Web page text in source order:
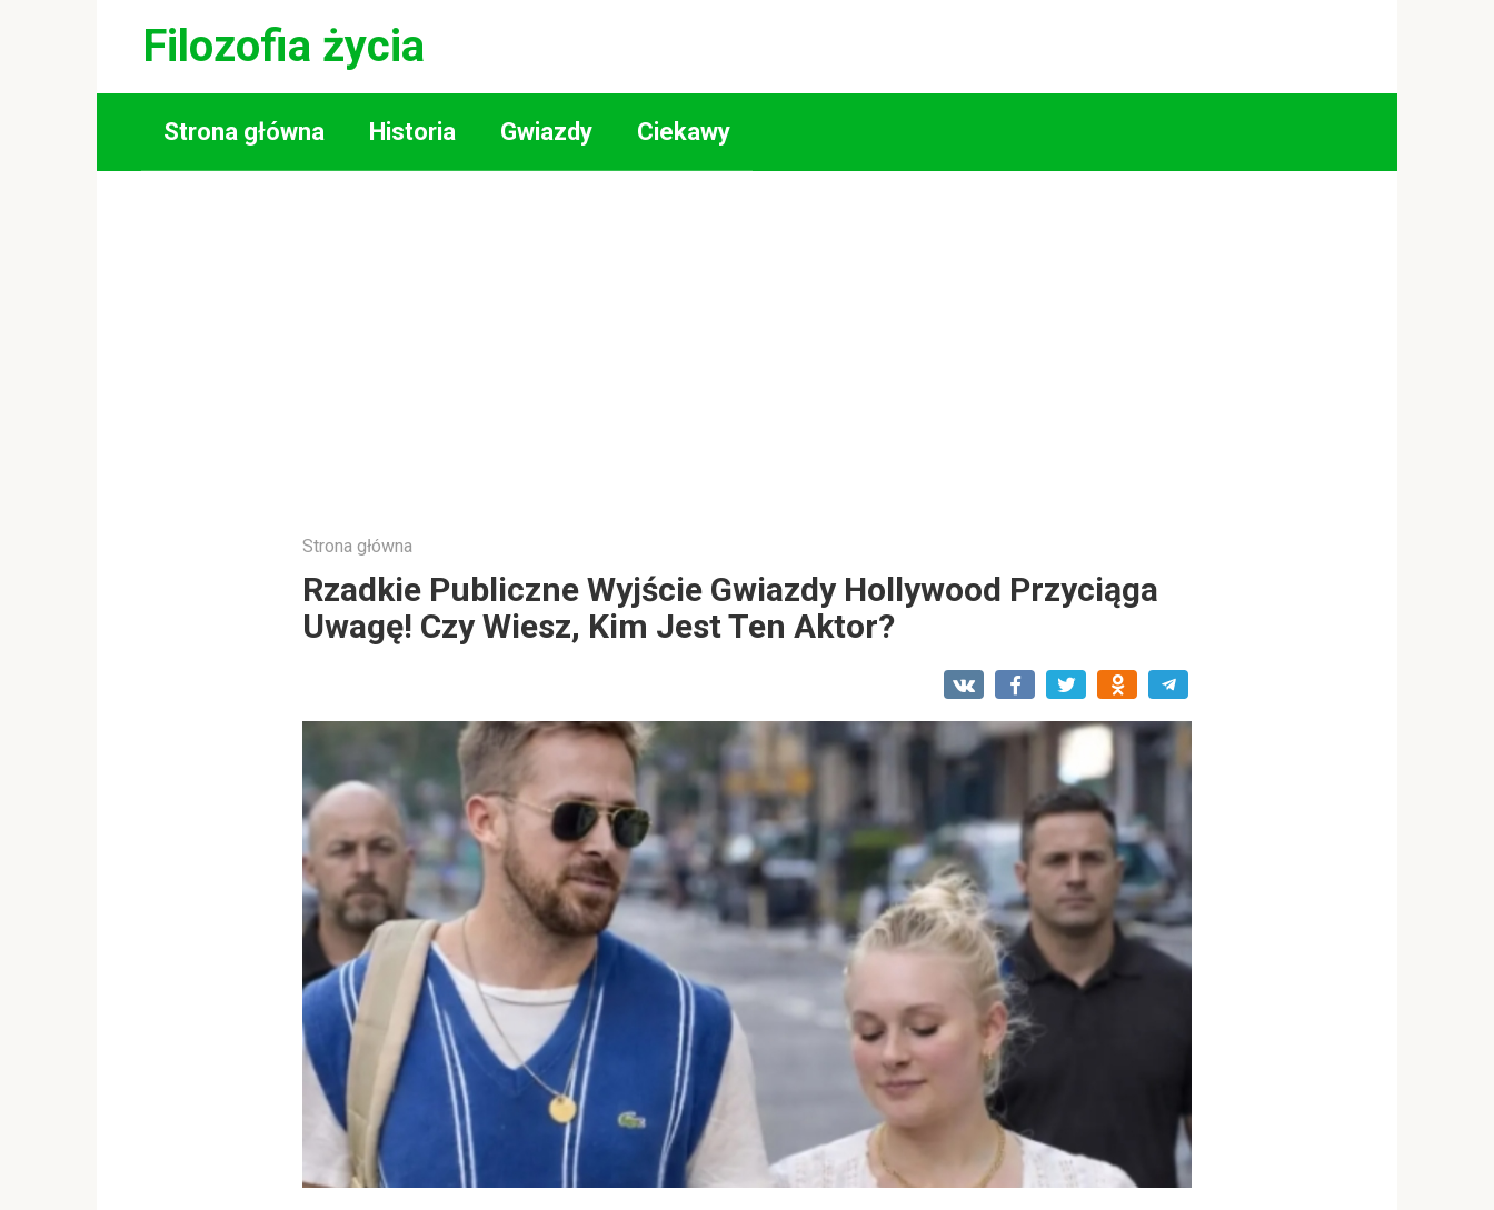
Filozofia życia
Strona główna Historia Gwiazdy Ciekawy
Strona główna
Rzadkie Publiczne Wyjście Gwiazdy Hollywood Przyciąga
Uwagę! Czy Wiesz, Kim Jest Ten Aktor?